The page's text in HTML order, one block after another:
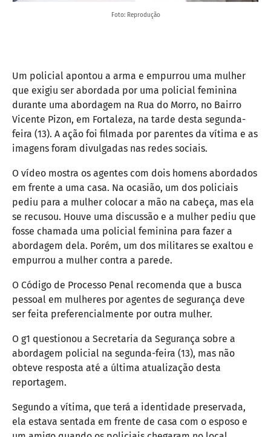
Foto: Reprodução
Um policial apontou a arma e empurrou uma mulher
que exigiu ser abordada por uma policial feminina
durante uma abordagem na Rua do Morro, no Bairro
Vicente Pizon, em Fortaleza, na tarde desta segunda-
feira (13). A ação foi filmada por parentes da vítima e as
imagens foram divulgadas nas redes sociais.
O vídeo mostra os agentes com dois homens abordados
em frente a uma casa. Na ocasião, um dos policiais
pediu para a mulher colocar a mão na cabeça, mas ela
se recusou. Houve uma discussão e a mulher pediu que
fosse chamada uma policial feminina para fazer a
abordagem dela. Porém, um dos militares se exaltou e
empurrou a mulher contra a parede.
O Código de Processo Penal recomenda que a busca
pessoal em mulheres por agentes de segurança deve
ser feita preferencialmente por outra mulher.
O g1 questionou a Secretaria da Segurança sobre a
abordagem policial na segunda-feira (13), mas não
obteve resposta até a última atualização desta
reportagem.
Segundo a vítima, que terá a identidade preservada,
ela estava sentada em frente de casa com o esposo e